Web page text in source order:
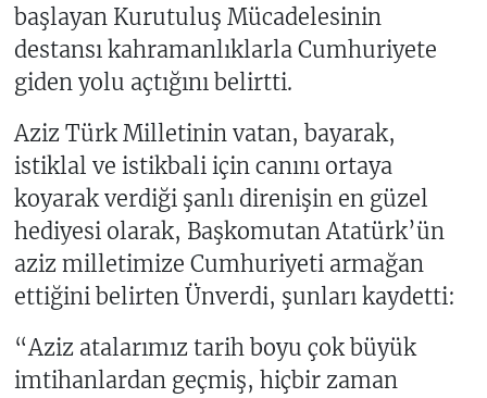
başlayan Kurutuluş Mücadelesinin
destansı kahramanlıklarla Cumhuriyete
giden yolu açtığını belirtti.
Aziz Türk Milletinin vatan, bayarak,
istiklal ve istikbali için canını ortaya
koyarak verdiği şanlı direnişin en güzel
hediyesi olarak, Başkomutan Atatürk’ün
aziz milletimize Cumhuriyeti armağan
ettiğini belirten Ünverdi, şunları kaydetti:
“Aziz atalarımız tarih boyu çok büyük
imtihanlardan geçmiş, hiçbir zaman